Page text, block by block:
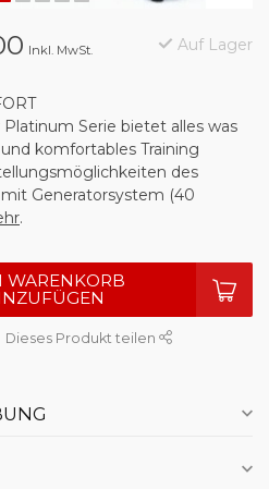
Inkl. MwSt. Auf Lager
Serie bietet alles was
komfortables Training
des
Generatorsystem (40
.
WARENKORB
Dieses Produkt teilen